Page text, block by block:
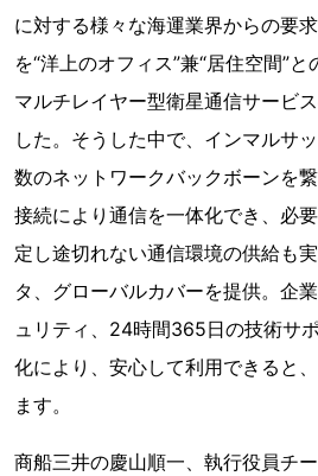
に対する様々な海運業界からの要
を“洋上のオフィス”兼“居住空間”と
マルチレイヤー型衛星通信サービ
した。そうした中で、インマルサ
数のネットワークバックボーンを
接続により通信を一体化でき、必
定し途切れない通信環境の供給も
タ、グローバルカバーを提供。企
ュリティ、24時間365日の技術サ
化により、安心して利用できると
ます。
商船三井の慶山順一、執行役員チ